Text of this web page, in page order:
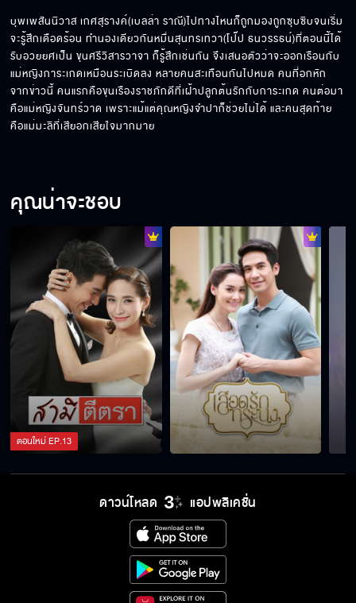
บุพเพสันนิวาส เกศสุรางค์(เบลล่า ราณี)ไปทางไหนก็ถูกมองถูกซุบซิบจนเริ่ม
จะรู้สึกเดือดร้อน ทำนองเดียวกันหมื่นสุนทรเทวา(โป๊ป ธนวรรธน์)ที่ตอนนี้ได้
รับอวยยศเป็น ขุนศรีวิสารวาจา ก็รู้สึกเช่นกัน จึงเสนอตัวว่าจะออกเรือนกับ
แม่หญิงการะเกดเหมือนระเบิดลง หลายคนสะเทือนกันไปหมด คนที่อกหัก
จากข่าวนี้ คนแรกคือขุนเรืองราชภักดีที่เฝ้าปลูกต้นรักกับการะเกด คนต่อมา
คือแม่หญิงจันทร์วาด เพราะแม้แต่คุณหญิงจำปาก็ช่วยไม่ได้ และคนสุดท้าย
คือแม่มะลิที่เสียอกเสียใจมากมาย
คุณน่าจะชอบ
ตอนใหม่EP.13
ดาวน์โหลด แอปพลิเคชั่น